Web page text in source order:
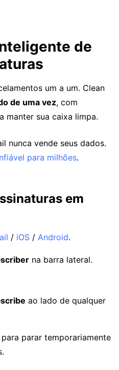
de
um a um. Clean
de uma vez, com
manter sua caixa limpa.
nunca vende seus dados.
para milhões.
em
/ iOS / Android.
na barra lateral.
ao lado de qualquer
para parar temporariamente